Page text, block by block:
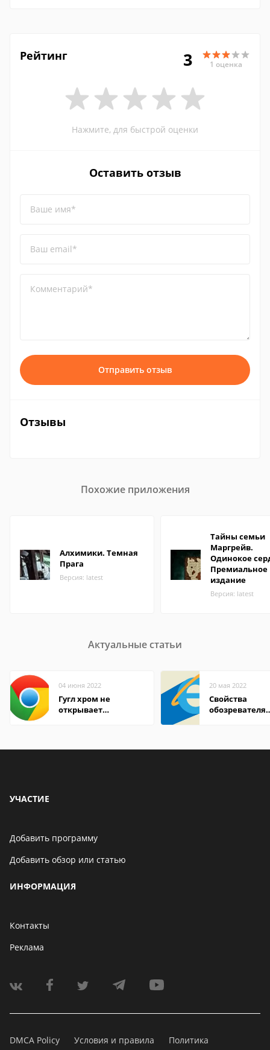
Рейтинг 3 1 оценка
Нажмите, для быстрой оценки
Оставить отзыв
Ваше имя*
Ваш email*
Комментарий*
Отправить отзыв
Отзывы
Похожие приложения
Алхимики. Темная
Прага
Версия: latest
Тайны семьи
Маргрейв.
Одинокое
Премиальное
издание
Версия: latest
Актуальные статьи
04 июня 2022
Гугл хром не
открывает
20 мая 2022
Свойства
обозревателя
УЧАСТИЕ
Добавить программу
Добавить обзор или статью
ИНФОРМАЦИЯ
Контакты
Реклама
DMCA Policy Условия и правила Политика